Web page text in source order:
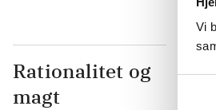
Vi
Rationalitet og
magt